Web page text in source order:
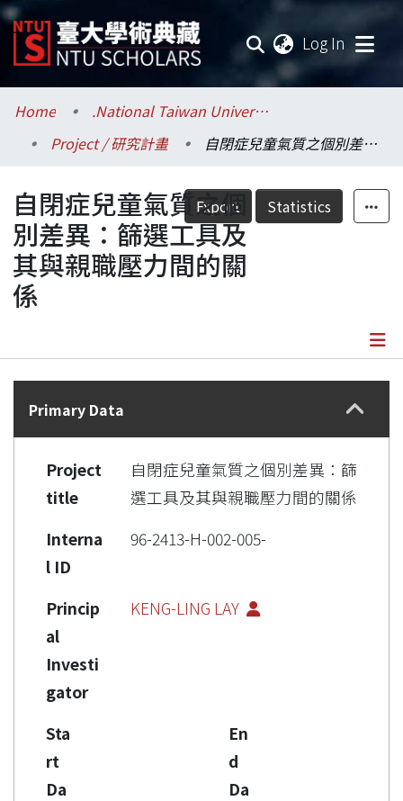
Log In
Communities & Collections
Research Outputs
Fundings & Projects
Researchers
Organizations
Home
.National Taiwan University / 國立臺灣大學
Project / 研究計畫
自閉症兒童氣質之個別差異：篩選工具及其與親職壓力間的關係
Export Statistics
自閉症兒童氣質之個
別差異：篩選工具及
其與親職壓力間的關
係
Details
Primary Data
Project
title
自閉症兒童氣質之個別差異：篩
選工具及其與親職壓力間的關係
Interna
l ID
96-2413-H-002-005-
Princip
al
Investi
gator
KENG-LING LAY
Sta
rt
Da
En
d
Da